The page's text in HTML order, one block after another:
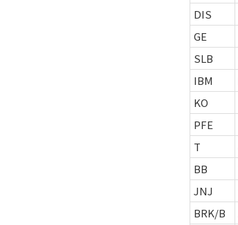
DIS
GE
SLB
IBM
KO
PFE
T
BB
JNJ
BRK/B